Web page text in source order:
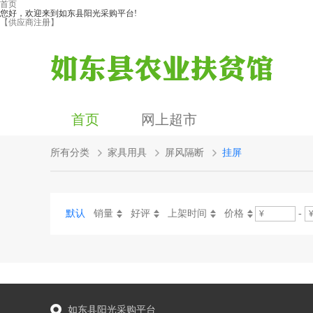
首页
您好，欢迎来到如东县阳光采购平台!
【供应商注册】
首页 网上超市
所有分类 家具用具 屏风隔断 挂屏
默认 销量 好评 上架时间 价格 -
如东县阳光采购平台